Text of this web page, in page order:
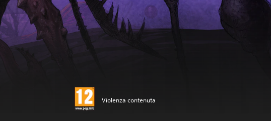
Violenza contenuta